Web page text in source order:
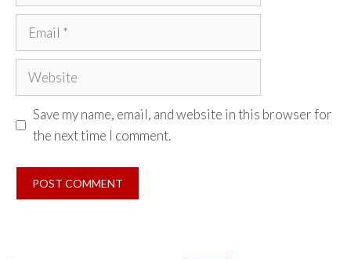
Email
Website
Save my name, email, and website in this browser for
the next time I comment.